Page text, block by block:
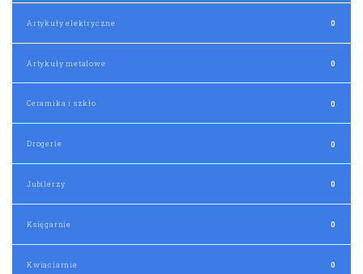
Artykuły elektryczne 0
Artykuły metalowe 0
Ceramika i szkło 0
Drogerie 0
Jubilerzy 0
Księgarnie 0
Kwiaciarnie 0